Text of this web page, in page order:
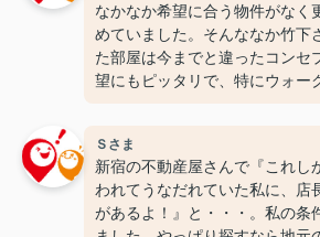
なかなか希望に合う物件がなく
めていました。そんななか竹下
た部屋は今までと違ったコンセ
望にもピッタリで、特にウォー
Ｓさま
新宿の不動産屋さんで『これし
われてうなだれていた私に、店
があるよ！』と・・・。私の条